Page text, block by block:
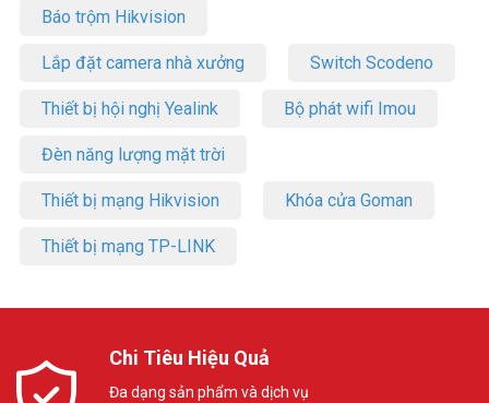
Báo trộm Hikvision
Lắp đặt camera nhà xưởng Switch Scodeno
Thiết bị hội nghị Yealink Bộ phát wifi Imou
Đèn năng lượng mặt trời
Thiết bị mạng Hikvision Khóa cửa Goman
Thiết bị mạng TP-LINK
Chi Tiêu Hiệu Quả
Đa dạng sản phẩm và dịch vụ